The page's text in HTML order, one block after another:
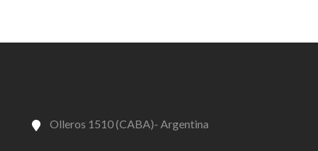
Olleros 1510 (CABA)- Argentina